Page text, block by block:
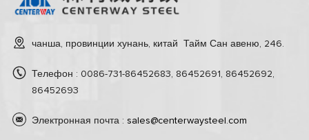
чанша, провинции хунань, китай Тайм Сан авеню, 246.
Телефон : 0086-731-86452683, 86452691, 86452692,
86452693
Электронная почта : sales@centerwaysteel.com